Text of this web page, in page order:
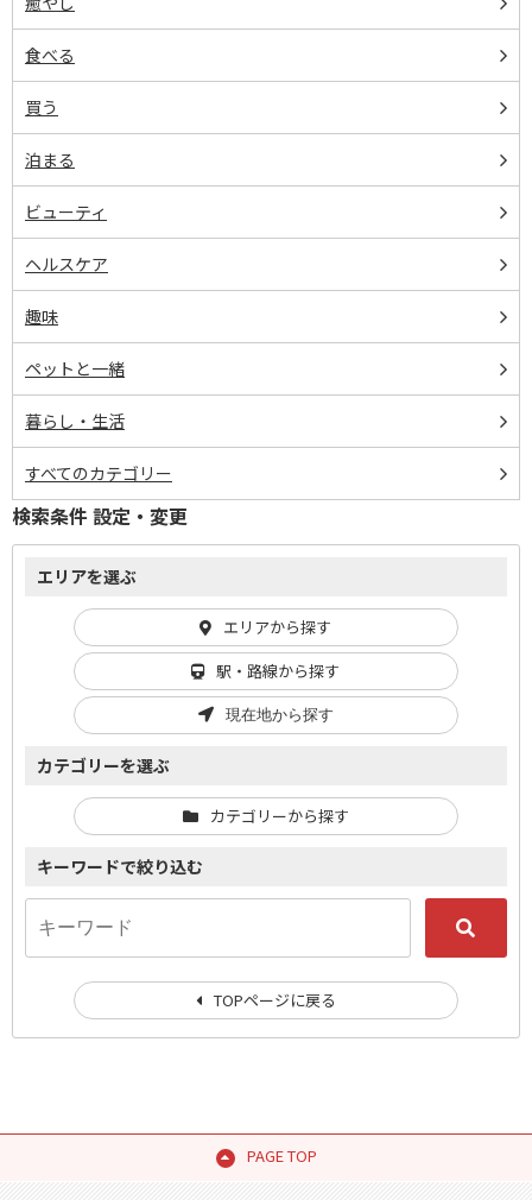
食べる
買う
泊まる
ビューティ
ヘルスケア
趣味
ペットと一緒
暮らし・生活
すべてのカテゴリー
検索条件 設定・変更
エリアを選ぶ
エリアから探す
駅・路線から探す
現在地から探す
カテゴリーを選ぶ
カテゴリーから探す
キーワードで絞り込む
TOPページに戻る
PAGE TOP